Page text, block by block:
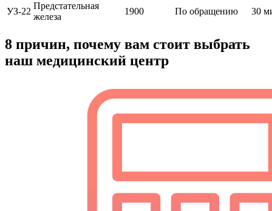
УЗ-22
Предстательная
железа
1900 По обращению 30
8 причин, почему вам стоит выбрать
наш медицинский центр